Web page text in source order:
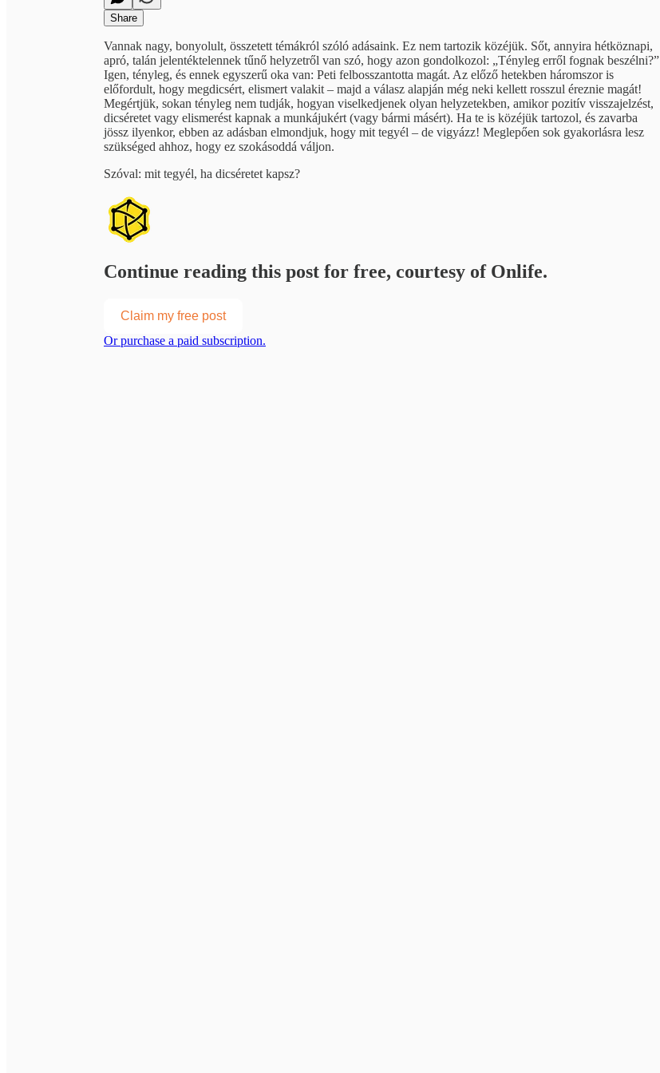
Share
Vannak nagy, bonyolult, összetett témákról szóló adásaink. Ez nem tartozik közéjük. Sőt, annyira hétköznapi,
apró, talán jelentéktelennek tűnő helyzetről van szó, hogy azon gondolkozol: „Tényleg erről fognak beszélni?”
Igen, tényleg, és ennek egyszerű oka van: Peti felbosszantotta magát. Az előző hetekben háromszor is
előfordult, hogy megdicsért, elismert valakit – majd a válasz alapján még neki kellett rosszul éreznie magát!
Megértjük, sokan tényleg nem tudják, hogyan viselkedjenek olyan helyzetekben, amikor pozitív visszajelzést,
dicséretet vagy elismerést kapnak a munkájukért (vagy bármi másért). Ha te is közéjük tartozol, és zavarba
jössz ilyenkor, ebben az adásban elmondjuk, hogy mit tegyél – de vigyázz! Meglepően sok gyakorlásra lesz
szükséged ahhoz, hogy ez szokásoddá váljon.
Szóval: mit tegyél, ha dicséretet kapsz?
Continue reading this post for free, courtesy of Onlife.
Claim my free post
Or purchase a paid subscription.